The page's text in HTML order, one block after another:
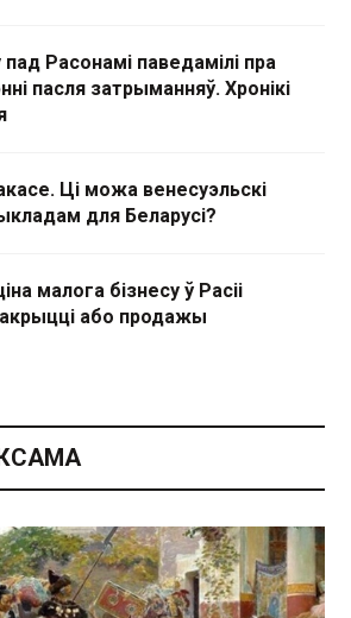
пад Расонамі паведамілі пра
пасля затрыманняў. Хронікі
Ці можа венесуэльскі
для Беларусі?
малога бізнесу ў Расіі
або продажы